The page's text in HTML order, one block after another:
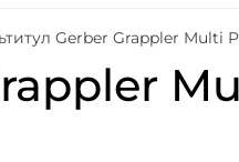
Gerber Grappler Multi